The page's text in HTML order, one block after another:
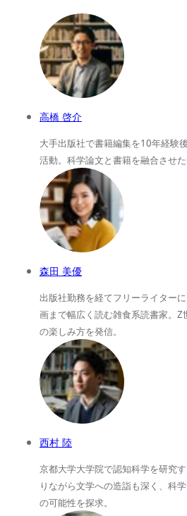
高橋 啓介
大手出版社で書籍編集を10年経験
活動。科学論文と書籍を融合させ
森田 美優
出版社勤務を経てフリーライター
画まで幅広く読む雑食系読書家。
の楽しみ方を発信。
西村 陸
京都大学大学院で認知科学を研究
りながら文学への造詣も深く、科
の可能性を探求。